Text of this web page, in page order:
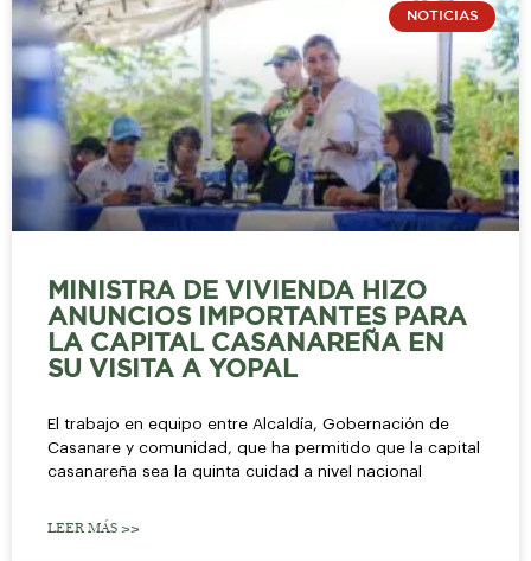
NOTICIAS
MINISTRA DE VIVIENDA HIZO
ANUNCIOS IMPORTANTES PARA
LA CAPITAL CASANAREÑA EN
SU VISITA A YOPAL
El trabajo en equipo entre Alcaldía, Gobernación de
Casanare y comunidad, que ha permitido que la capital
casanareña sea la quinta cuidad a nivel nacional
LEER MÁS >>